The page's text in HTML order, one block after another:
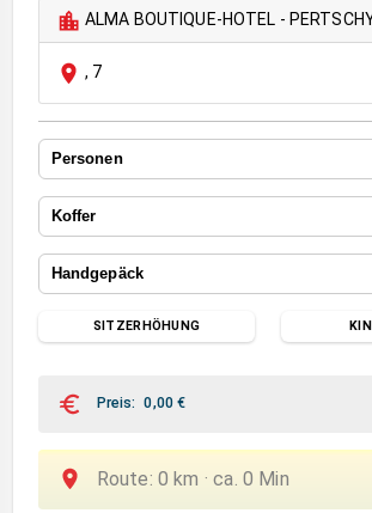
ALMA BOUTIQUE-HOTEL -
, 7
Personen
Koffer
Handgepäck
SITZERHÖHUNG
Preis: 0,00€
Route: 0 km ·ca. 0 Min